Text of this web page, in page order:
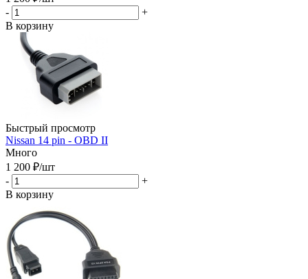
-
+
В корзину
Быстрый просмотр
Nissan 14 pin - OBD II
Много
1 200 ₽/шт
-
+
В корзину